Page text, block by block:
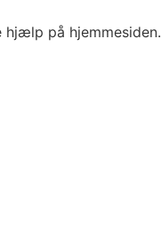
på hjemmesiden.